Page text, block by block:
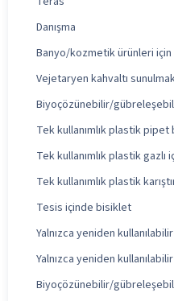
Danışma
Banyo/kozmetik ürünleri
Vejetaryen kahvaltı
Biyoçözünebilir/
Tek kullanımlık plastik pipet
Tek kullanımlık plastik
Tek kullanımlık plastik
Tesis içinde bisiklet
Yalnızca yeniden
Yalnızca yeniden
Biyoçözünebilir/